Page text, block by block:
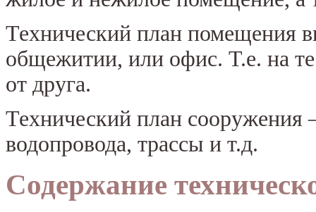
Технический план помещения
общежитии, или офис. Т.е. на
от друга.
Технический план сооружения
водопровода, трассы и т.д.
Содержание